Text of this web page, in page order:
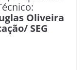
Oliveira
SEG